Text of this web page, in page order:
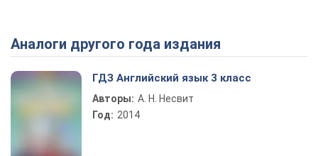
Play Video
Аналоги другого года издания
ГДЗ Английский язык 3 класс
Авторы: А. Н. Несвит
Год: 2014